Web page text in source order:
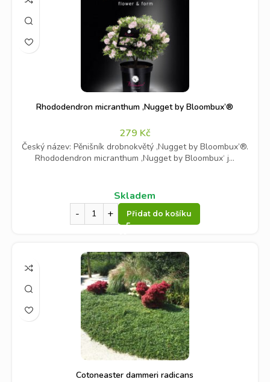
Rhododendron micranthum ‚Nugget by Bloombux’®
279 Kč
Český název: Pěnišník drobnokvětý ‚Nugget by Bloombux’®.
Rhododendron micranthum ‚Nugget by Bloombux‘ j...
Skladem
Přidat do košíku
Cotoneaster dammeri radicans